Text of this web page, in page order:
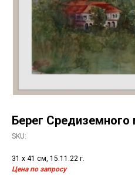
Берег Средиземного
SKU:
31 х 41 см, 15.11.22 г.
Цена по запросу